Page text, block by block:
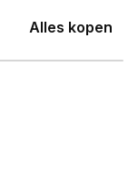
Alles kopen